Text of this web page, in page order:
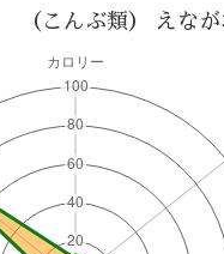
（こんぶ類） えな